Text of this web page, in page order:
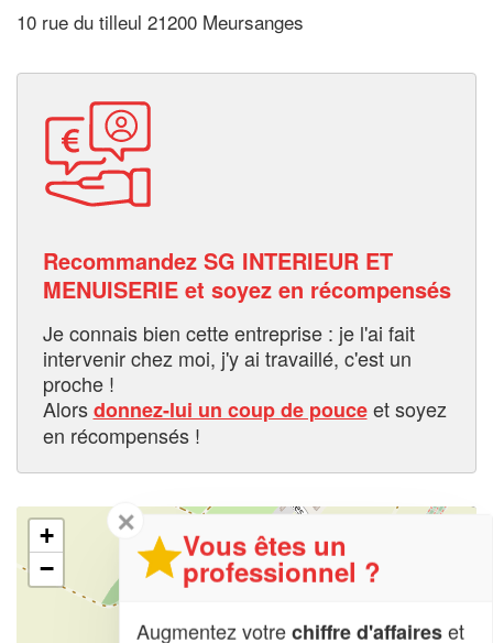
10 rue du tilleul 21200 Meursanges
Recommandez SG INTERIEUR ET
MENUISERIE et soyez en récompensés
Je connais bien cette entreprise : je l'ai fait
intervenir chez moi, j'y ai travaillé, c'est un
proche !
Alorsdonnez-lui un coup de pouceet soyez
en récompensés !
+
−
✕
Vous êtes un
professionnel ?
Augmentez votrechiffre d'affaireset